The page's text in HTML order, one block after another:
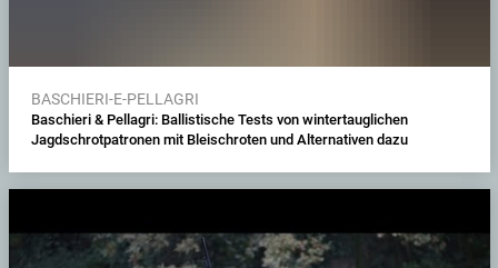
BASCHIERI-E-PELLAGRI
Baschieri & Pellagri: Ballistische Tests von wintertauglichen
Jagdschrotpatronen mit Bleischroten und Alternativen dazu